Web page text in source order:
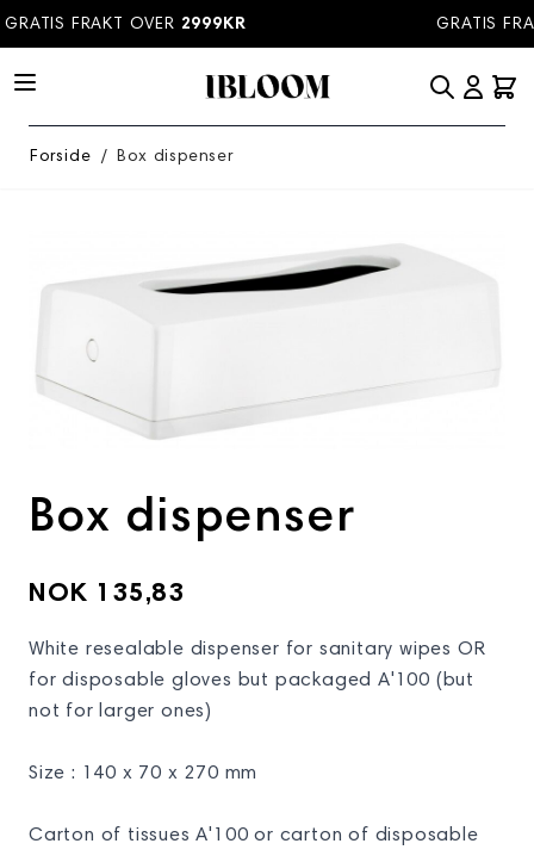
Hopp til innhold
FRAKT OVER2999KR GRATIS
Forside / Box dispenser
Box dispenser
NOK 135,83
White resealable dispenser for sanitary wipes OR
for disposable gloves but packaged A'100 (but
not for larger ones)
Size : 140 x 70 x 270 mm
Carton of tissues A'100 or carton of disposable